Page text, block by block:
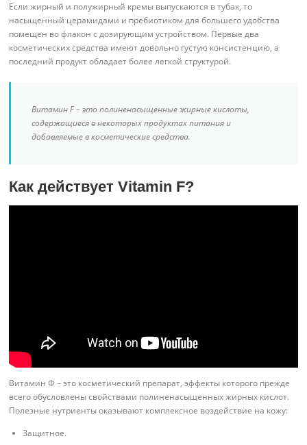
Если жирный и полужирный кремы выпускаются в тубах, то
насыщенный церамидами и пребиотиком для большего удобства
помещен во флакон с дозирующим устройством. Первые два
косметических средства имеют довольно густую консистенцию, а
последний продукт обладает более легкой структурой.
Витамин F – это полиненасыщенные жирные кислоты,
содержащиеся в некоторых продуктах питания и
добавляемые в косметические средства.
Как действует Vitamin F?
Витамин Ф – это косметический препарат, эффекты которого прежде
всего обусловлены свойствами полиненасыщенных жирных кислот.
Полезные нутриенты оказывают комплексное воздействие на кожу:
Защитное.